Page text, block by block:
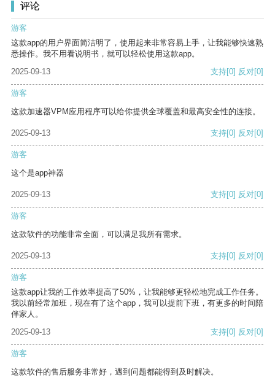
评论
游客
这款app的用户界面简洁明了，使用起来非常容易上手，让我能够快速熟
悉操作。我不用看说明书，就可以轻松使用这款app。
2025-09-13
支持[0] 反对[0]
游客
这款加速器VPM应用程序可以给你提供全球覆盖和最高安全性的连接。
2025-09-13 支持[0] 反对[0]
游客
这个是app神器
2025-09-13 支持[0] 反对[0]
游客
这款软件的功能非常全面，可以满足我所有需求。
2025-09-13 支持[0] 反对[0]
游客
这款app让我的工作效率提高了50%，让我能够更轻松地完成工作任务。
我以前经常加班，现在有了这个app，我可以提前下班，有更多的时间陪
伴家人。
2025-09-13
支持[0] 反对[0]
游客
这款软件的售后服务非常好，遇到问题都能得到及时解决。